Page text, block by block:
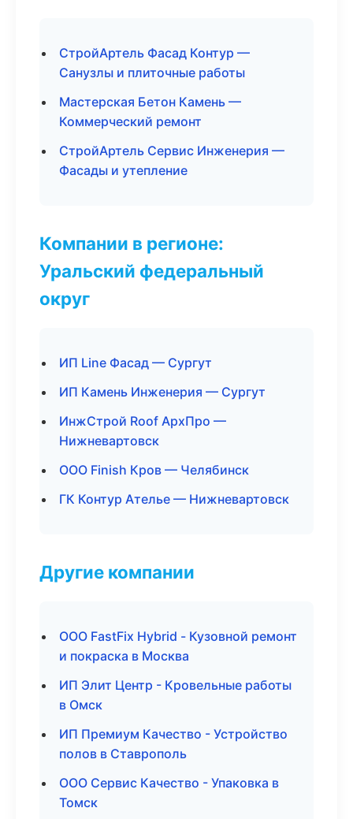
СтройАртель Фасад Контур —
Санузлы и плиточные работы
Мастерская Бетон Камень —
Коммерческий ремонт
СтройАртель Сервис Инженерия —
Фасады и утепление
Компании в регионе:
Уральский федеральный
округ
ИП Line Фасад — Сургут
ИП Камень Инженерия — Сургут
ИнжСтрой Roof АрхПро —
Нижневартовск
ООО Finish Кров — Челябинск
ГК Контур Ателье — Нижневартовск
Другие компании
ООО FastFix Hybrid - Кузовной ремонт
и покраска в Москва
ИП Элит Центр - Кровельные работы
в Омск
ИП Премиум Качество - Устройство
полов в Ставрополь
ООО Сервис Качество - Упаковка в
Томск